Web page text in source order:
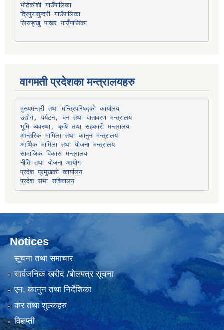
भोटेकोशी गाउँपालिका
त्रिपुरासुन्दरी गाउँपालिका
लिसङ्खु पाखर गाउँपालिका
वागमती प्रदेशका मन्त्रालयहरु
मुख्यमन्त्री तथा मन्त्रिपरिषद्को कार्यालय
उद्योग, पर्यटन, वन तथा वातावरण मन्त्रालय
भूमि व्यवस्था, कृषि तथा सहकारी मन्त्रालय
आन्तरिक मामिला तथा कानुन मन्त्रालय
आर्थिक मामिला तथा योजना मन्त्रालय
सामाजिक विकास मन्त्रालय
नीति तथा योजना आयोग
प्रदेश प्रमुखको कार्यालय
प्रदेश सभा सचिवालय
Notices
सूचना तथा समाचार
सार्वजनिक खरीद /बोलपत्र सूचना
एन, कानुन तथा निर्देशिका
कर तथा शुल्कहरु
विज्ञप्ती